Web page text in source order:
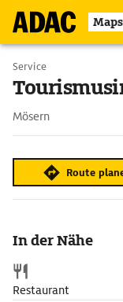
Maps
Service
Mösern
Route
In der Nähe
Restaurant